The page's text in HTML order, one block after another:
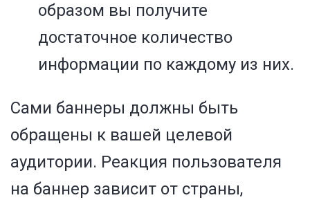
образом вы получите
достаточное количество
информации по каждому из них.
Сами баннеры должны быть
обращены к вашей целевой
аудитории. Реакция пользователя
на баннер зависит от страны,